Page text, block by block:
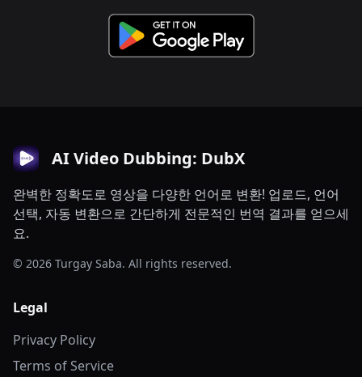
AI Video Dubbing: DubX
완벽한 정확도로 영상을 다양한 언어로 변환! 업로드, 언어
선택, 자동 변환으로 간단하게 전문적인 번역 결과를 얻으세
요.
© 2026 Turgay Saba. All rights reserved.
Legal
Privacy Policy
Terms of Service